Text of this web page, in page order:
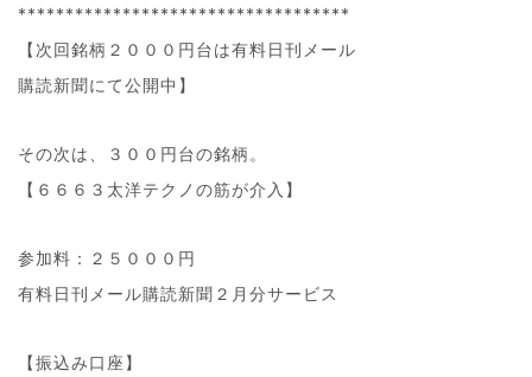
***********************************
【次回銘柄２０００円台は有料日刊メール
購読新聞にて公開中】
その次は、３００円台の銘柄。
【６６６３太洋テクノの筋が介入】
参加料：２５０００円
有料日刊メール購読新聞２月分サービス
【振込み口座】